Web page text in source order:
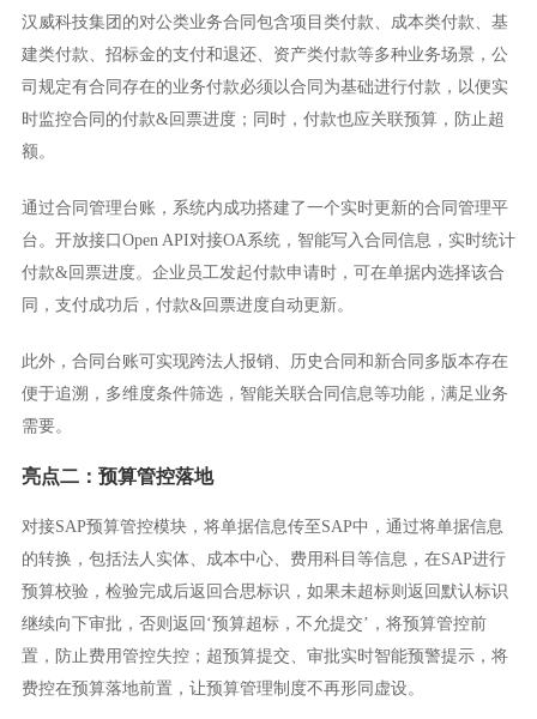
汉威科技集团的对公类业务合同包含项目类付款、成本类付款、基
建类付款、招标金的支付和退还、资产类付款等多种业务场景，公
司规定有合同存在的业务付款必须以合同为基础进行付款，以便实
时监控合同的付款&回票进度；同时，付款也应关联预算，防止超
额。
通过合同管理台账，系统内成功搭建了一个实时更新的合同管理平
台。开放接口Open API对接OA系统，智能写入合同信息，实时统计
付款&回票进度。企业员工发起付款申请时，可在单据内选择该合
同，支付成功后，付款&回票进度自动更新。
此外，合同台账可实现跨法人报销、历史合同和新合同多版本存在
便于追溯，多维度条件筛选，智能关联合同信息等功能，满足业务
需要。
亮点二：预算管控落地
对接SAP预算管控模块，将单据信息传至SAP中，通过将单据信息
的转换，包括法人实体、成本中心、费用科目等信息，在SAP进行
预算校验，检验完成后返回合思标识，如果未超标则返回默认标识
继续向下审批，否则返回‘预算超标，不允提交’，将预算管控前
置，防止费用管控失控；超预算提交、审批实时智能预警提示，将
费控在预算落地前置，让预算管理制度不再形同虚设。